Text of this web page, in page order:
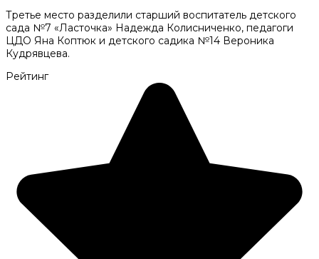
Третье место разделили старший воспитатель детского
сада №7 «Ласточка» Надежда Колисниченко, педагоги
ЦДО Яна Коптюк и детского садика №14 Вероника
Кудрявцева.
Рейтинг